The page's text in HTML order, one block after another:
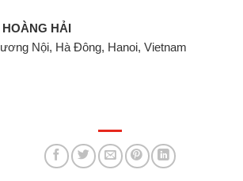
HẢI
Nội, Hà Đông, Hanoi, Vietnam